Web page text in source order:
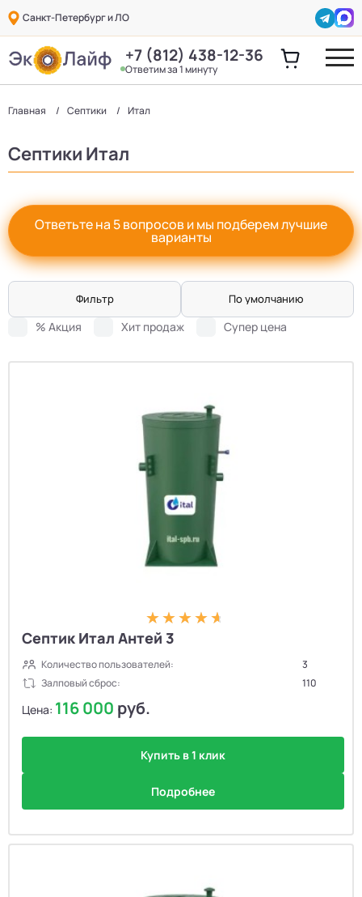
Санкт-Петербург и ЛО
+7 (812) 438-12-36
Ответим за 1 минуту
Главная Септики Итал
Септики Итал
Ответьте на 5 вопросов и мы подберем лучшие
варианты
Фильтр По умолчанию
% Акция Хит продаж Супер цена
Сортировка
Цена: сначала дорогие
По убыванию цены
Септик Итал Антей 3
Количество пользователей:
3
Залповый сброс:
110
Цена: 116 000 руб.
Купить в 1 клик
Подробнее